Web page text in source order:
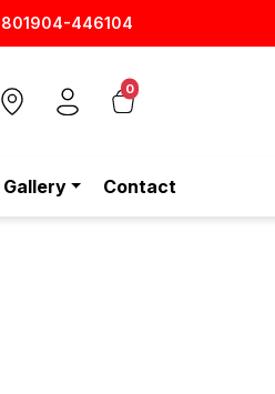
- শুধুই স্টেপ-এ!446104
0
Gallery Contact